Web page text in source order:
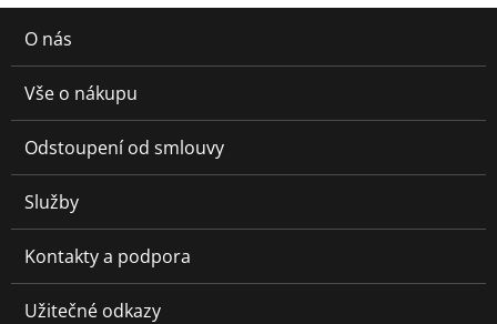
O nás
Vše o nákupu
Odstoupení od smlouvy
Služby
Kontakty a podpora
Užitečné odkazy